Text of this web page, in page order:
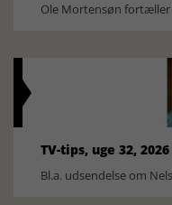
Ole Mortensøn
TV-tips, uge 32, 2026
Bl.a. udsendelse om